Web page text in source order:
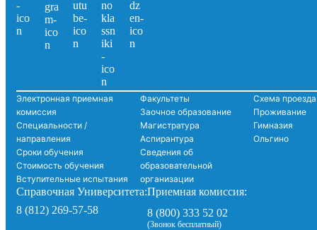
Электронная приемная
комиссия
Специальности /
направления
Сроки обучения
Стоимость обучения
Вступительные испытания
Факультеты
Заочное образование
Магистратура
Аспирантура
Сведения об
образовательной
организации
Схема проезда
Проживание
Гимназия
Ольгино
Справочная Университета:
8 (812) 269-57-58
Приемная комиссия:
8 (800) 333 52 02
(Звонок бесплатный)